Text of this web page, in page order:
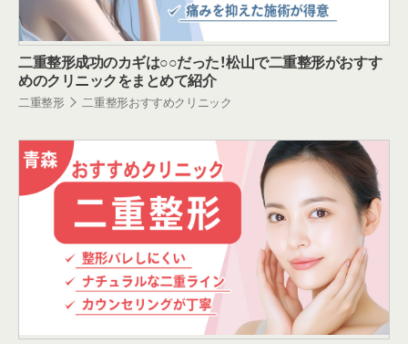
二重整形成功のカギは○○だった！松山で二重整形がおすす
めのクリニックをまとめて紹介
二重整形 二重整形おすすめクリニック